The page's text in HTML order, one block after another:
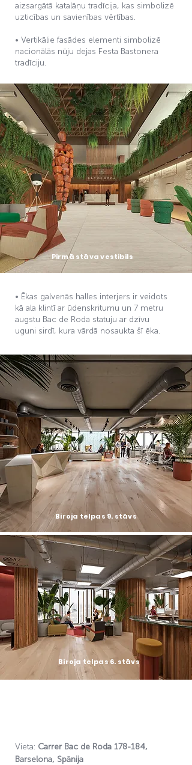
aizsargātā katalāņu tradīcija, kas simbolizē
uzticības un savienības vērtības.
• Vertikālie fasādes elementi simbolizē
nacionālās nūju dejas Festa Bastonera
tradīciju.
Pirmā stāva vestibils
• Ēkas galvenās halles interjers ir veidots
kā ala klintī ar ūdenskritumu un 7 metru
augstu Bac de Roda statuju ar dzīvu
uguni sirdī, kura vārdā nosaukta šī ēka.
Biroja telpas 9. stāvs
Biroja telpas 6. stāvs
Vieta: Сarrer Bac de Roda 178-184,
Barselona, Spānija